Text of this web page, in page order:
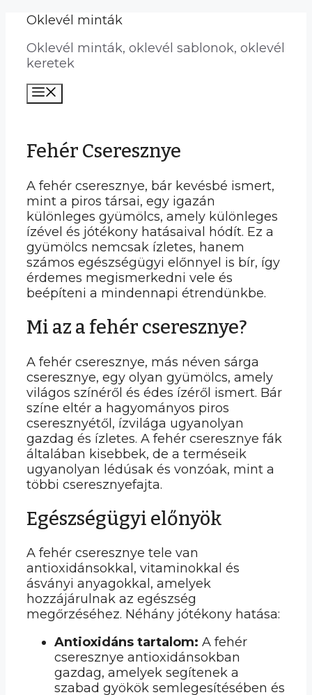
Kilépés
tartalomba
Oklevél minták
Oklevél minták, oklevél sablonok, oklevél
keretek
Fehér Cseresznye
A fehér cseresznye, bár kevésbé ismert,
mint a piros társai, egy igazán
különleges gyümölcs, amely különleges
ízével és jótékony hatásaival hódít. Ez a
gyümölcs nemcsak ízletes, hanem
számos egészségügyi előnnyel is bír, így
érdemes megismerkedni vele és
beépíteni a mindennapi étrendünkbe.
Mi az a fehér cseresznye?
A fehér cseresznye, más néven sárga
cseresznye, egy olyan gyümölcs, amely
világos színéről és édes ízéről ismert. Bár
színe eltér a hagyományos piros
cseresznyétől, ízvilága ugyanolyan
gazdag és ízletes. A fehér cseresznye fák
általában kisebbek, de a terméseik
ugyanolyan lédúsak és vonzóak, mint a
többi cseresznyefajta.
Egészségügyi előnyök
A fehér cseresznye tele van
antioxidánsokkal, vitaminokkal és
ásványi anyagokkal, amelyek
hozzájárulnak az egészség
megőrzéséhez. Néhány jótékony hatása:
Antioxidáns tartalom: A fehér
cseresznye antioxidánsokban
gazdag, amelyek segítenek a
szabad gyökök semlegesítésében és